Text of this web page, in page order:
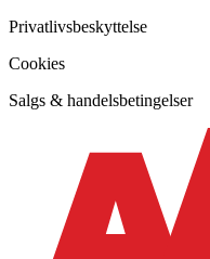
Privatlivsbeskyttelse
Cookies
Salgs & handelsbetingelser